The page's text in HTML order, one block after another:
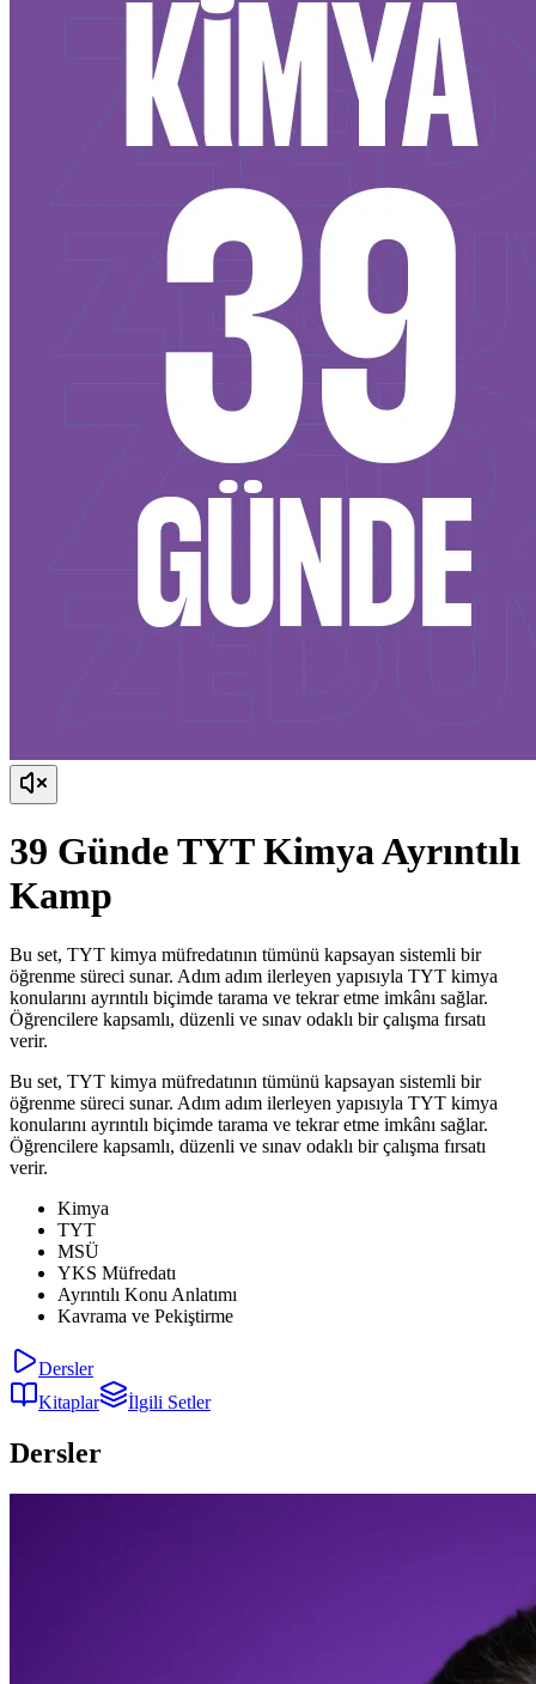
39 Günde TYT Kimya Ayrıntılı
Kamp
Bu set, TYT kimya müfredatının tümünü kapsayan sistemli bir
öğrenme süreci sunar. Adım adım ilerleyen yapısıyla TYT kimya
konularını ayrıntılı biçimde tarama ve tekrar etme imkânı sağlar.
Öğrencilere kapsamlı, düzenli ve sınav odaklı bir çalışma fırsatı
verir.
Bu set, TYT kimya müfredatının tümünü kapsayan sistemli bir
öğrenme süreci sunar. Adım adım ilerleyen yapısıyla TYT kimya
konularını ayrıntılı biçimde tarama ve tekrar etme imkânı sağlar.
Öğrencilere kapsamlı, düzenli ve sınav odaklı bir çalışma fırsatı
verir.
Kimya
TYT
MSÜ
YKS Müfredatı
Ayrıntılı Konu Anlatımı
Kavrama ve Pekiştirme
Dersler
Kitaplar
İlgili Setler
Dersler